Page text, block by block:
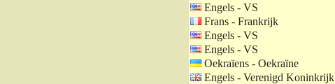
Engels - VS
Frans - Frankrijk
Engels - VS
Engels - VS
Oekraïens - Oekraïne
Engels - Verenigd Koninkrijk